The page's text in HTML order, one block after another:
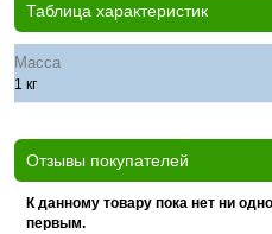
Таблица характеристик
Масса
1 кг
Отзывы покупателей
К данному товару пока нет ни
первым.